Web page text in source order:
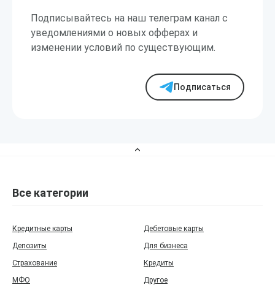
Подписывайтесь на наш телеграм канал с
уведомлениями о новых офферах и
изменении условий по существующим.
Подписаться
Все категории
Кредитные карты
Дебетовые карты
Депозиты
Для бизнеса
Страхование
Кредиты
МФО
Другое